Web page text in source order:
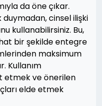
da öne çıkar.
duymadan, cinsel ilişki
kullanabilirsiniz. Bu,
bir şekilde entegre
maksimum
Kullanım
etmek ve önerilen
elde etmek